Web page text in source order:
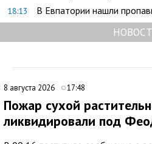
18:13 В Евпатории нашли
8 августа 2026 17:48
Пожар сухой
ликвидировали под